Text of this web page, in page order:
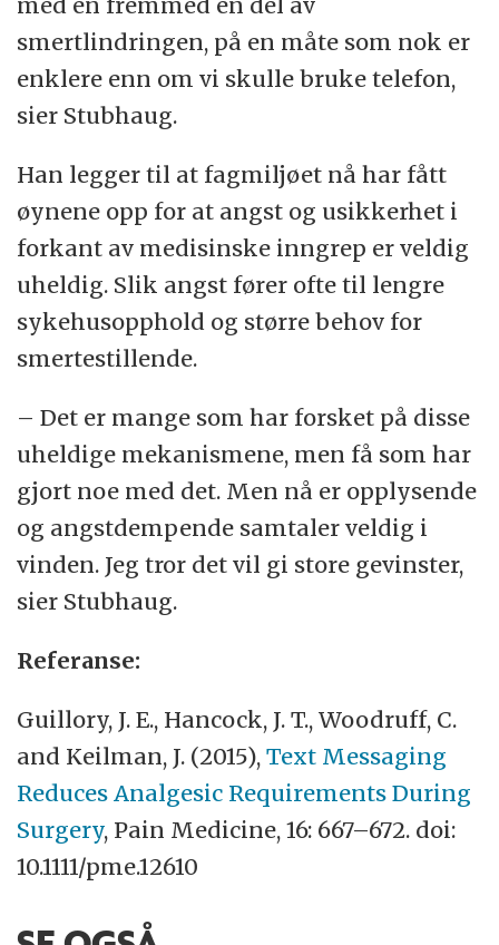
smertlindringen, på en måte som nok er
enklere enn om vi skulle bruke telefon,
sier Stubhaug.
Han legger til at fagmiljøet nå har fått
øynene opp for at angst og usikkerhet i
forkant av medisinske inngrep er veldig
uheldig. Slik angst fører ofte til lengre
sykehusopphold og større behov for
smertestillende.
– Det er mange som har forsket på disse
uheldige mekanismene, men få som har
gjort noe med det. Men nå er opplysende
og angstdempende samtaler veldig i
vinden. Jeg tror det vil gi store gevinster,
sier Stubhaug.
Referanse:
Guillory, J. E., Hancock, J. T., Woodruff, C.
and Keilman, J. (2015),Text Messaging
Reduces Analgesic Requirements During
Surgery, Pain Medicine, 16: 667–672. doi:
10.1111/pme.12610